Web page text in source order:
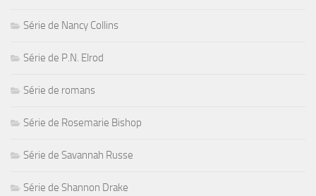
Série de Nancy Collins
Série de P.N. Elrod
Série de romans
Série de Rosemarie Bishop
Série de Savannah Russe
Série de Shannon Drake